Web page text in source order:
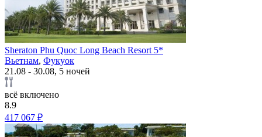
Sheraton Phu Quoc Long Beach Resort 5*
Вьетнам, Фукуок
21.08 - 30.08, 5 ночей
всё включено
8.9
417 067 ₽